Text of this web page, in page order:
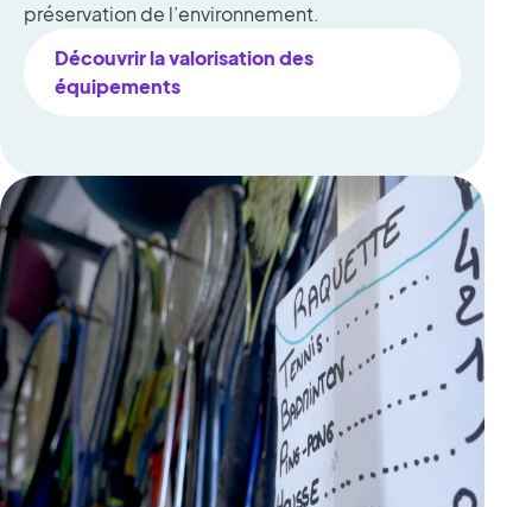
préservation de l’environnement.
Découvrir la valorisation des
équipements